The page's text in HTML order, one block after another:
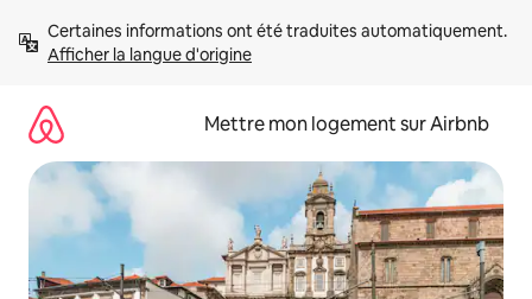
directement
Afficher la langue d'origine
Mettre mon logement sur Airbnb